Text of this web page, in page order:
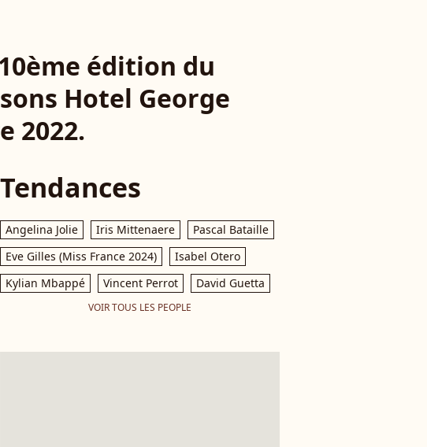
édition du
Hotel George
2022.
Tendances
Angelina Jolie Iris Mittenaere
Pascal Bataille
Eve Gilles (Miss France 2024)
Isabel Otero
Kylian Mbappé
Vincent Perrot David Guetta
VOIR TOUS LES PEOPLE